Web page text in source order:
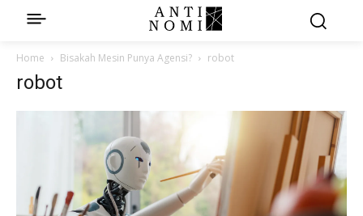
Home Bisakah Mesin Punya Agensi? robot
robot